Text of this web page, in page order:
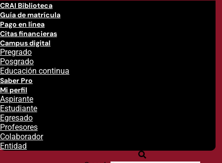
CRAI Biblioteca
Guía de matrícula
Pago en línea
Citas financieras
Campus digital
Pregrado
Posgrado
Educación continua
Saber Pro
Mi perfil
Aspirante
Estudiante
Egresado
Profesores
Colaborador
Entidad